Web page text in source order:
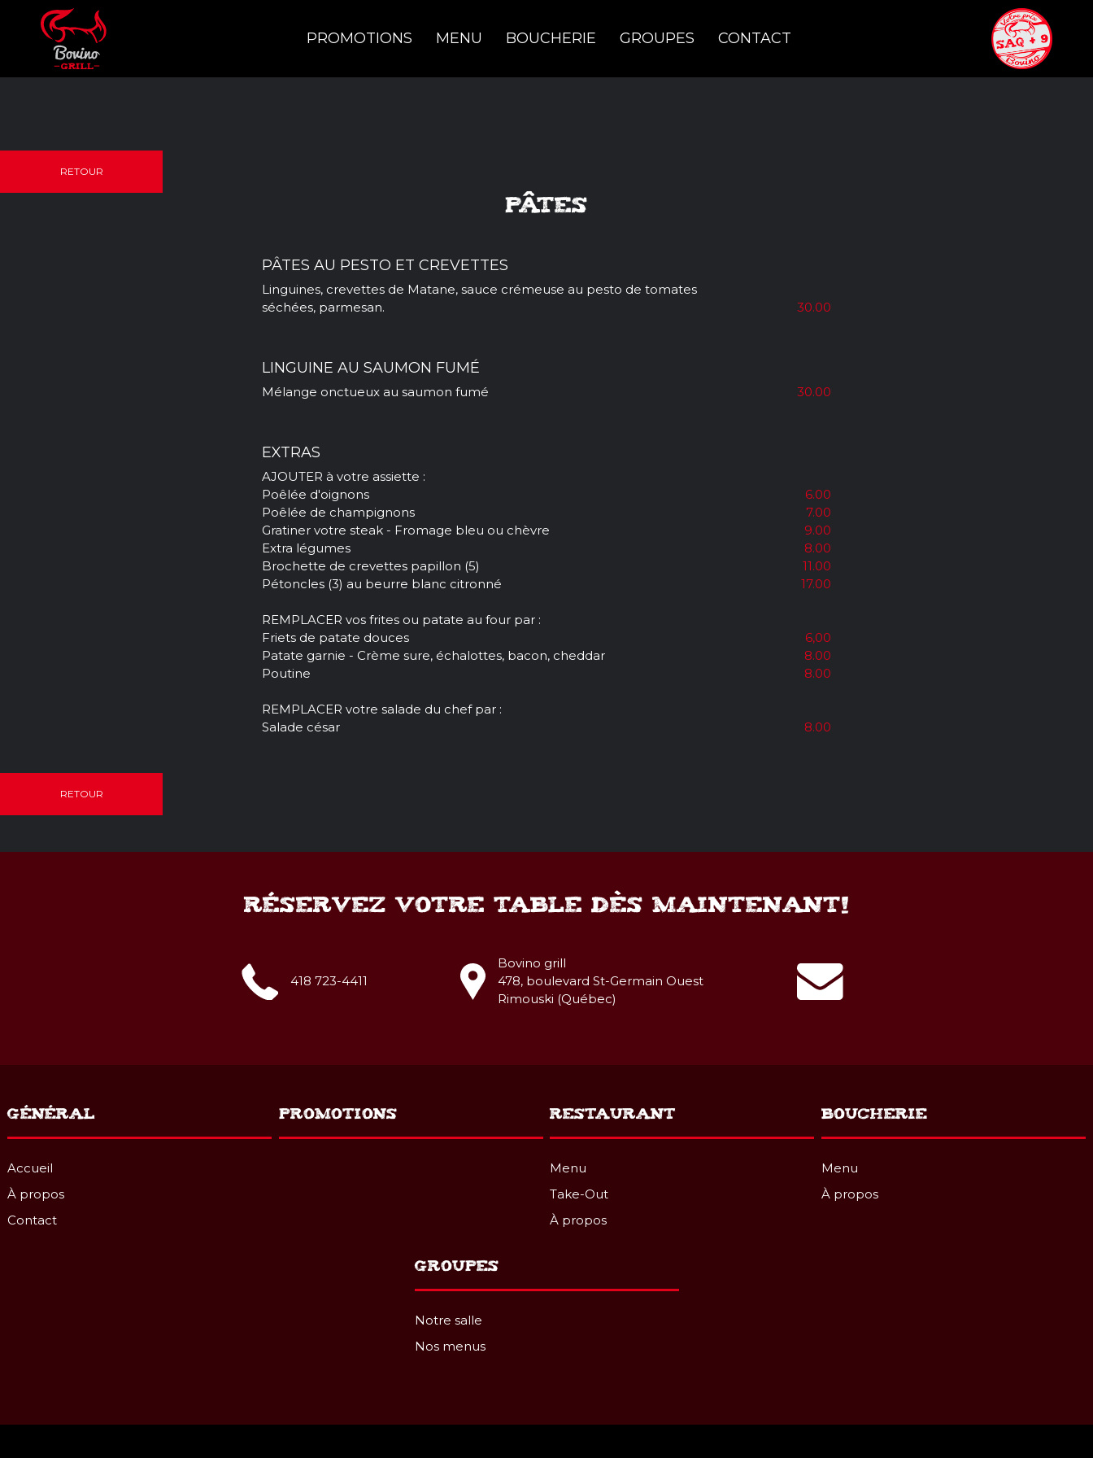
PROMOTIONS MENU BOUCHERIE GROUPES CONTACT
RETOUR
PÂTES
PÂTES AU PESTO ET CREVETTES
Linguines, crevettes de Matane, sauce crémeuse au pesto de tomates
séchées, parmesan.
30.00
LINGUINE AU SAUMON FUMÉ
Mélange onctueux au saumon fumé 30.00
EXTRAS
AJOUTER à votre assiette :
Poêlée d'oignons
Poêlée de champignons
Gratiner votre steak - Fromage bleu ou chèvre
Extra légumes
Brochette de crevettes papillon (5)
Pétoncles (3) au beurre blanc citronné
REMPLACER vos frites ou patate au four par :
Friets de patate douces
Patate garnie - Crème sure, échalottes, bacon, cheddar
Poutine
REMPLACER votre salade du chef par :
Salade césar
6.00
7.00
9.00
8.00
11.00
17.00
6,00
8.00
8.00
8.00
RETOUR
RÉSERVEZ VOTRE TABLE DÈS MAINTENANT!
418 723-4411
Bovino grill
478, boulevard St-Germain Ouest
Rimouski (Québec)
GÉNÉRAL
Accueil
À propos
Contact
PROMOTIONS RESTAURANT
Menu
Take-Out
À propos
BOUCHERIE
Menu
À propos
GROUPES
Notre salle
Nos menus